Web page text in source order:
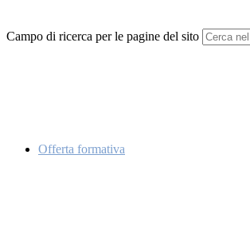
Campo di ricerca per le pagine del sito
Offerta formativa